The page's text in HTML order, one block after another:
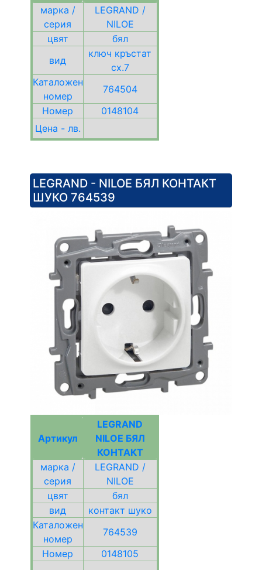
марка /
серия
LEGRAND /
NILOE
цвят
бял
вид
ключ кръстат
сх.7
Каталожен
номер
764504
Номер
0148104
Цена - лв.
LEGRAND - NILOE БЯЛ КОНТАКТ
ШУКО 764539
Артикул
LEGRAND
NILOE БЯЛ
КОНТАКТ
марка /
серия
LEGRAND /
NILOE
цвят
бял
вид
контакт шуко
Каталожен
номер
764539
Номер
0148105